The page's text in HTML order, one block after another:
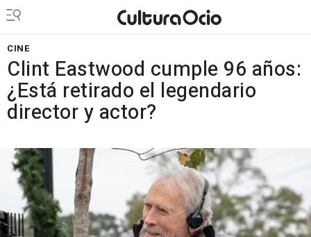
CINE
Clint Eastwood cumple 96 años:
¿Está retirado el legendario
director y actor?